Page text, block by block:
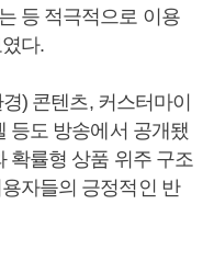
등 적극적으로 이용
다.
) 콘텐츠, 커스터마이
등도 방송에서 공개됐
확률형 상품 위주 구조
자들의 긍정적인 반